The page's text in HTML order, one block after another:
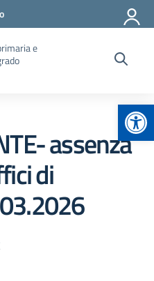
e
assenza
di